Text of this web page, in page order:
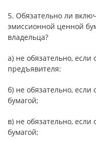
5. Обязательно ли
эмиссионной ценной
владельца?
а) не обязательно,
предъявителя:
б) не обязательно,
бумагой;
в) не обязательно,
бумагой;